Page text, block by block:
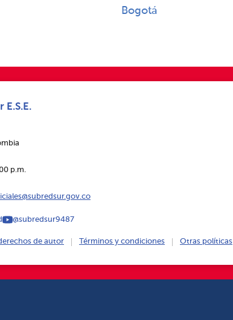
Bogotá
E.S.E.
p.m.
@subredsur9487
de autor Términos y condiciones Otras políticas